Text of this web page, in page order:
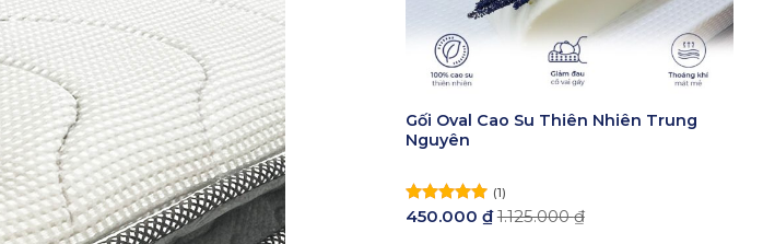
Gối Oval Cao Su Thiên Nhiên Trung
Nguyên
Được xếp
(1)
450.000 ₫ 1.125.000₫